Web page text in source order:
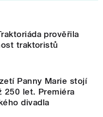
prověřila
traktoristů
Panny Marie stojí
250 let. Premiéra
divadla